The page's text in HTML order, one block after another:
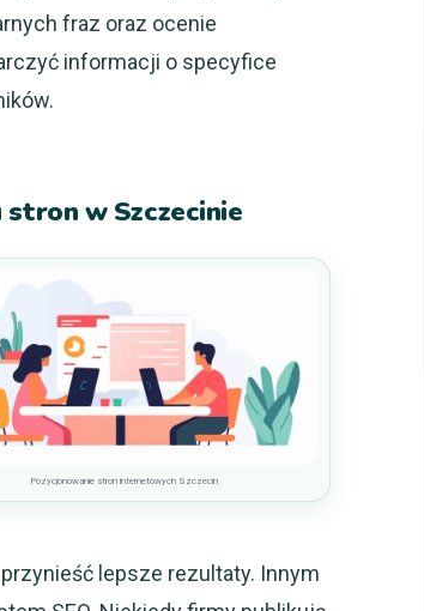
fraz oraz ocenie
informacji o specyfice
stron w Szczecinie
Pozycjonowanie stron internetowych Szczecin
lepsze rezultaty. Innym